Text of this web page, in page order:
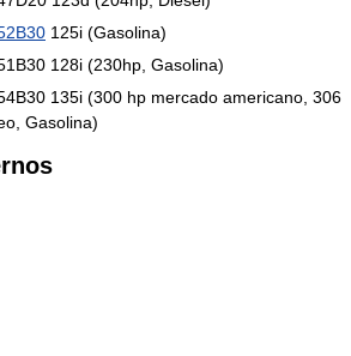
125i (Gasolina)
128i (230hp, Gasolina)
135i (300 hp mercado americano, 306
Gasolina)